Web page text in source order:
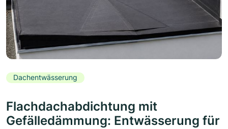
Dachentwässerung
Flachdachabdichtung mit
Gefälledämmung: Entwässerung für